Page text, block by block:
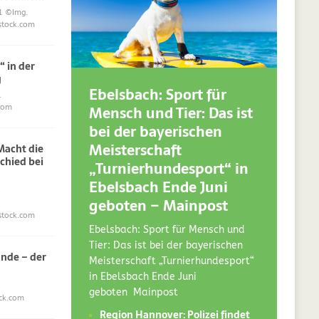
©Img.
in der
die
bei
– der
Ebelsbach: Sport für
Mensch und Tier: Das ist
bei der bayerischen
Meisterschaft
„Turnierhundesport“ in
Ebelsbach Ende Juni
geboten – Mainpost
Ebelsbach: Sport für Mensch und
Tier: Das ist bei der bayerischen
Meisterschaft „Turnierhundesport“
in Ebelsbach Ende Juni
geboten Mainpost
Region Hannover: Polizei findet